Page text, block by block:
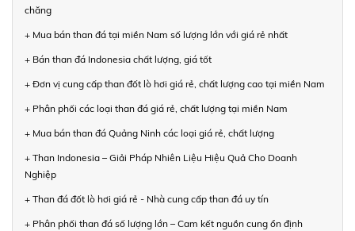
chăng
+ Mua bán than đá tại miền Nam số lượng lớn với giá rẻ nhất
+ Bán than đá Indonesia chất lượng, giá tốt
+ Đơn vị cung cấp than đốt lò hơi giá rẻ, chất lượng cao tại miền Nam
+ Phân phối các loại than đá giá rẻ, chất lượng tại miền Nam
+ Mua bán than đá Quảng Ninh các loại giá rẻ, chất lượng
+ Than Indonesia – Giải Pháp Nhiên Liệu Hiệu Quả Cho Doanh
Nghiệp
+ Than đá đốt lò hơi giá rẻ - Nhà cung cấp than đá uy tín
+ Phân phối than đá số lượng lớn – Cam kết nguồn cung ổn định